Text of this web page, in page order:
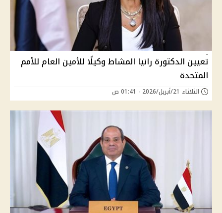
تعيين الدكتورة رانيا المشاط وكيلًا للأمين العام للأمم
المتحدة
الثلاثاء 21/أبريل/2026 - 01:41 ص